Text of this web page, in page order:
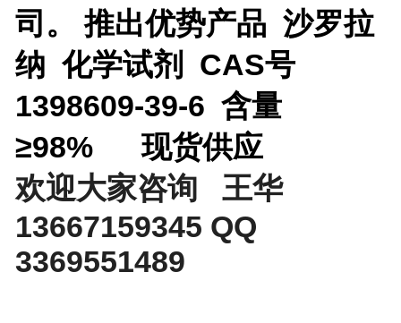
司。推出优势产品 沙罗拉
纳 化学试剂 CAS号
1398609-39-6 含量
≥98%
现货供应
欢迎大家咨询 王华
13667159345 QQ
3369551489